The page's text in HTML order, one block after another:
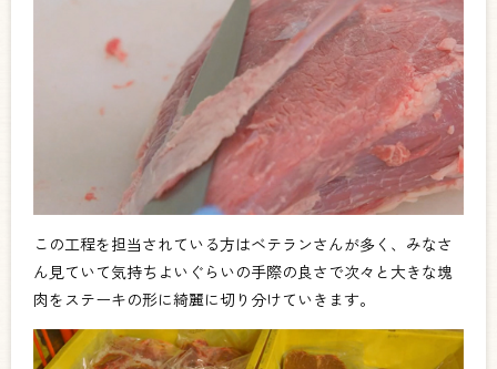
この工程を担当されている方はベテランさんが多く、みなさ
ん見ていて気持ちよいぐらいの手際の良さで次々と大きな塊
肉をステーキの形に綺麗に切り分けていきます。